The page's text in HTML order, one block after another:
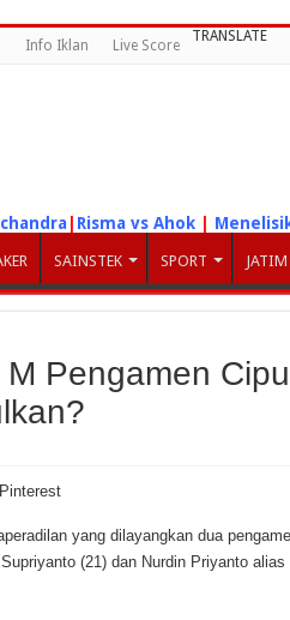
Info Iklan Live Score
TRANSLATE
| Risma vs Ahok
SAINSTEK SPORT JATIM
Pengamen
Pinterest
yang dilayangkan dua
(21) dan Nurdin Priyanto alias